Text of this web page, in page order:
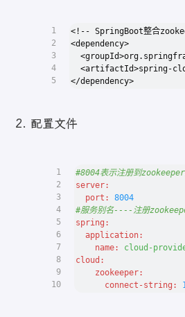
1
2
3
4
5
<!-- SpringBoot整合
<dependency>
<artifactId>spring-
</dependency>
配置文件
1
2
3
4
5
6
7
8
9
10
#8004表示注册到zookeeper
server:
port:
8004
#服务别名----注册
spring:
application:
name:
cloud-
cloud:
zookeeper:
connect-string: